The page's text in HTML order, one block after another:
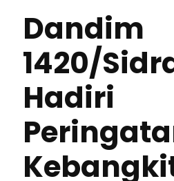
Dandim
1420/
Hadiri